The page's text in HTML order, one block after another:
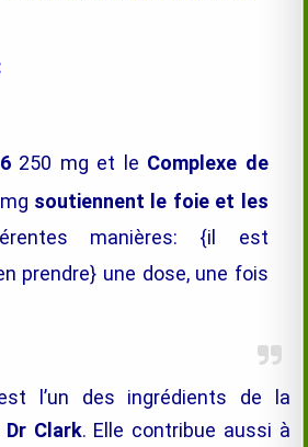
250 mg et le Complexe de
soutiennent le foie et les
manières: {il est
prendre} une dose, une fois
l’un des ingrédients de la
Dr Clark. Elle contribue aussi à